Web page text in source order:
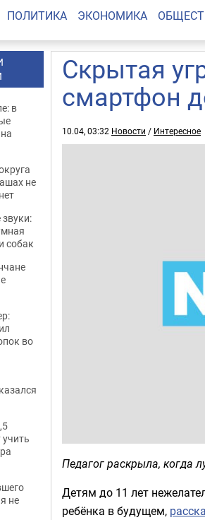
ПОЛИТИКА ЭКОНОМИКА
Скрытая
смартфон
10.04, 03:32 Новости / Интересное
Педагог раскрыла, когда
Детям до 11 лет
ребёнка в будущем,
в
не
собак
во
не